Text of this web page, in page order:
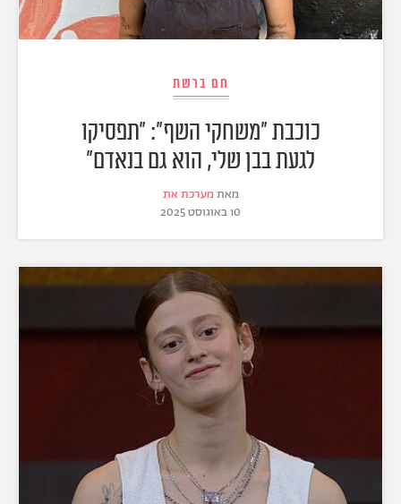
חם ברשת
כוכבת "משחקי השף": "תפסיקו
לגעת בבן שלי, הוא גם בנאדם"
מאת מערכת את
10 באוגוסט 2025